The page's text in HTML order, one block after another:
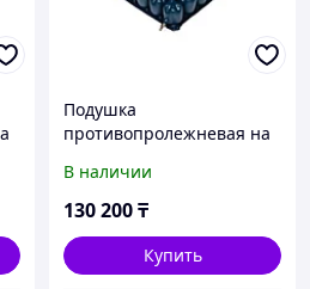
Подушка
противопролежневая на
В наличии
130 200₸
Купить